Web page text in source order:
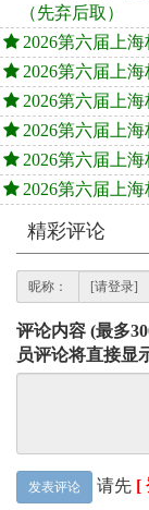
（先弃后取）
2026第六届上
2026第六届上
2026第六届上
2026第六届上
2026第六届上
2026第六届上
精彩评论
昵称：
评论内容 (最多
员评论将直接显
发表评论 请先 [